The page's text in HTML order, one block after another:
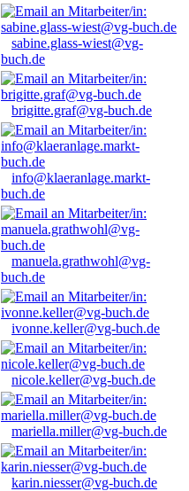
sabine.glass-wiest@vg-
buch.de
brigitte.graf@vg-buch.de
info@klaeranlage.markt-
buch.de
manuela.grathwohl@vg-
buch.de
ivonne.keller@vg-buch.de
nicole.keller@vg-buch.de
mariella.miller@vg-buch.de
karin.niesser@vg-buch.de